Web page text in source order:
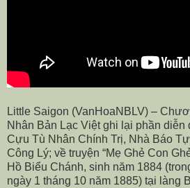
Little Saigon (VanHoaNBLV) –
Nhân Bản Lạc Việt ghi lại phần diễn
Cựu Tù Nhân Chính Trị, Nhà Báo
Công Lý; về truyện “Mẹ Ghẻ Con
Hồ Biểu Chánh, sinh năm 1884
ngày 1 tháng 10 năm 1885) tại làng